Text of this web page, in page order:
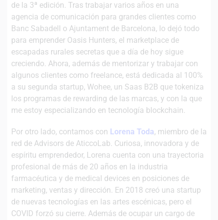
de la 3ª edición. Tras trabajar varios años en una
agencia de comunicación para grandes clientes como
Banc Sabadell o Ajuntament de Barcelona, lo dejó todo
para emprender Oasis Hunters, el marketplace de
escapadas rurales secretas que a día de hoy sigue
creciendo. Ahora, además de mentorizar y trabajar con
algunos clientes como freelance, está dedicada al 100%
a su segunda startup, Wohee, un Saas B2B que tokeniza
los programas de rewarding de las marcas, y con la que
me estoy especializando en tecnología blockchain.
Por otro lado, contamos con Lorena Toda, miembro de la
red de Advisors de AticcoLab. Curiosa, innovadora y de
espíritu emprendedor, Lorena cuenta con una trayectoria
profesional de más de 20 años en la industria
farmacéutica y de medical devices en posiciones de
marketing, ventas y dirección. En 2018 creó una startup
de nuevas tecnologías en las artes escénicas, pero el
COVID forzó su cierre. Además de ocupar un cargo de